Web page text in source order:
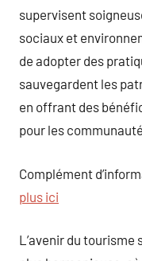
supervisent
sociaux et
de adopter des
sauvegardent les
en offrant des
pour les
Complément
plus ici
L’avenir du tourisme